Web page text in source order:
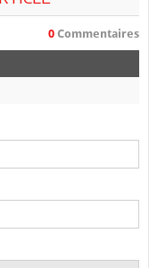
0 Commentaires